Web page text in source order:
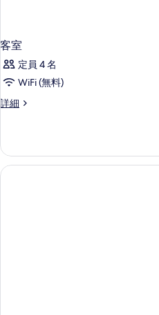
客室
定員 4 名
WiFi (無料)
詳細
客
細